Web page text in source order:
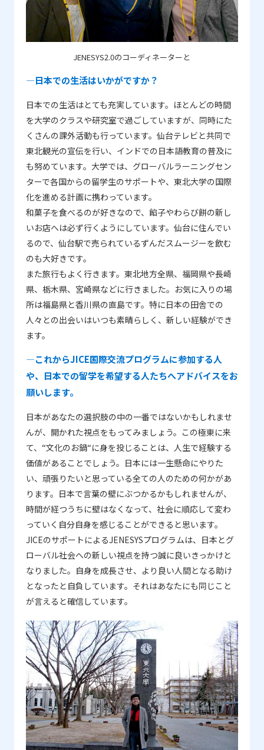
JENESYS2.0のコーディネーターと
―日本での生活はいかがですか？
日本での生活はとても充実しています。ほとんどの時間
を大学のクラスや研究室で過ごしていますが、同時にた
くさんの課外活動も行っています。仙台テレビと共同で
東北観光の宣伝を行い、インドでの日本語教育の普及に
も努めています。大学では、グローバルラーニングセン
ターで各国からの留学生のサポートや、東北大学の国際
化を進める計画に携わっています。
和菓子を食べるのが好きなので、餡子やわらび餅の新し
いお店へは必ず行くようにしています。仙台に住んでい
るので、仙台駅で売られているずんだスムージーを飲む
のも大好きです。
また旅行もよく行きます。東北地方全県、福岡県や長崎
県、栃木県、宮崎県などに行きました。お気に入りの場
所は福島県と香川県の直島です。特に日本の田舎での
人々との出会いはいつも素晴らしく、新しい経験ができ
ます。
―これからJICE国際交流プログラムに参加する人
や、日本での留学を希望する人たちへアドバイスをお
願いします。
日本があなたの選択肢の中の一番ではないかもしれませ
んが、開かれた視点をもってみましょう。この極東に来
て、“文化のお鍋“に身を投じることは、人生で経験する
価値があることでしょう。日本には一生懸命にやりた
い、頑張りたいと思っている全ての人のための何かがあ
ります。日本で言葉の壁にぶつかるかもしれませんが、
時間が経つうちに壁はなくなって、社会に順応して変わ
っていく自分自身を感じることができると思います。
JICEのサポートによるJENESYSプログラムは、日本とグ
ローバル社会への新しい視点を持つ誠に良いきっかけと
なりました。自身を成長させ、より良い人間となる助け
となったと自負しています。それはあなたにも同じこと
が言えると確信しています。